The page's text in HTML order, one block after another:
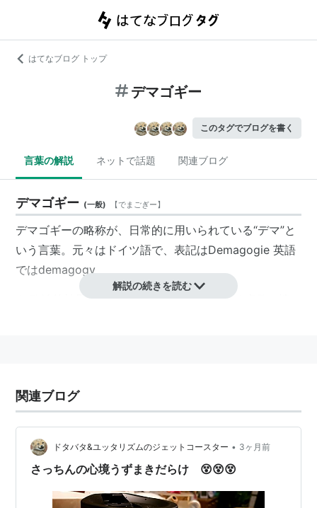
はてなブログ トップ
デマゴギー
このタグでブログを書く
言葉の解説 ネットで話題 関連ブログ
デマゴギー (一般) 【でまごぎー】
デマゴギーの略称が、日常的に用いられている“デマ”と
いう言葉。元々はドイツ語で、表記はDemagogie 英語
ではdemagogy
政治的効果をねらって、意図的に流される虚偽の情
語源的には扇動政治家が民衆を扇動するために用いた宣
伝の意。現在では，権力機構が行う虚偽宣伝を本義と
し，嘘(うそ)，噂(うわさ)，流言などを意味する場合も
ある。
関連語
解説の続きを読む
関連ブログ
ドタバタ&ユッタリズムのジェットコースター • 3ヶ月前
さっちんの心境うずまきだらけ 😵😵😵